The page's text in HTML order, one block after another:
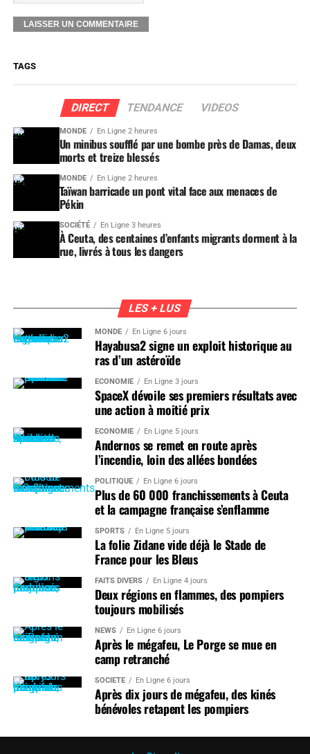
TAGS
DIRECT TENDANCE VIDEOS
MONDE En Ligne 2 heures
Un minibus soufflé par une bombe près de Damas, deux
morts et treize blessés
MONDE En Ligne 2 heures
Taïwan barricade un pont vital face aux menaces de
Pékin
SOCIÉTÉ En Ligne 3 heures
À Ceuta, des centaines d’enfants migrants dorment à la
rue, livrés à tous les dangers
LES + LUS
MONDE En Ligne 6 jours
Hayabusa2 signe un exploit historique au
ras d’un astéroïde
ÉCONOMIE En Ligne 3 jours
SpaceX dévoile ses premiers résultats avec
une action à moitié prix
ÉCONOMIE En Ligne 5 jours
Andernos se remet en route après
l’incendie, loin des allées bondées
POLITIQUE En Ligne 6 jours
Plus de 60 000 franchissements à Ceuta
et la campagne française s’enflamme
SPORTS En Ligne 5 jours
La folie Zidane vide déjà le Stade de
France pour les Bleus
FAITS DIVERS En Ligne 4 jours
Deux régions en flammes, des pompiers
toujours mobilisés
NEWS En Ligne 6 jours
Après le mégafeu, Le Porge se mue en
camp retranché
SOCIÉTÉ En Ligne 6 jours
Après dix jours de mégafeu, des kinés
bénévoles retapent les pompiers